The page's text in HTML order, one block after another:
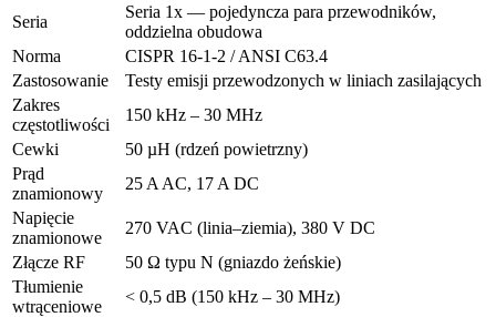
Seria
Seria 1x — pojedyncza para przewodników,
oddzielna obudowa
Norma
CISPR 16-1-2 / ANSI C63.4
Zastosowanie
Testy emisji przewodzonych w liniach zasilających
Zakres
częstotliwości
150 kHz – 30 MHz
Cewki
50 µH (rdzeń powietrzny)
Prąd
znamionowy
25 A AC, 17 A DC
Napięcie
znamionowe
270 VAC (linia–ziemia), 380 V DC
Złącze RF
50 Ω typu N (gniazdo żeńskie)
Tłumienie
wtrąceniowe
< 0,5 dB (150 kHz – 30 MHz)